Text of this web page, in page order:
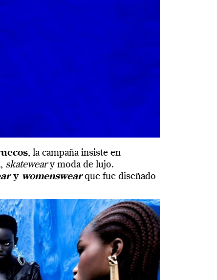
, la campaña insiste en
skateweary moda de lujo.
y womenswearque fue diseñado